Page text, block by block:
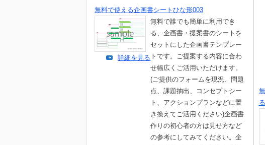
無料で使える企画書シートひな形003
無料で誰でも簡単に利用でき
る、企画書・提案書のシートを
セットにした企画書テンプレー
トです。ご提案する内容に合わ
せ幅広くご活用いただけます。
(ご提供のフォームを現況、問題
点、課題抽出、コンセプトシー
ト、アクションプランなどに置
き換えてご活用ください)企画書
作りの初心者の方は見せ方など
の参考にしてみてください。企
詳細を見る